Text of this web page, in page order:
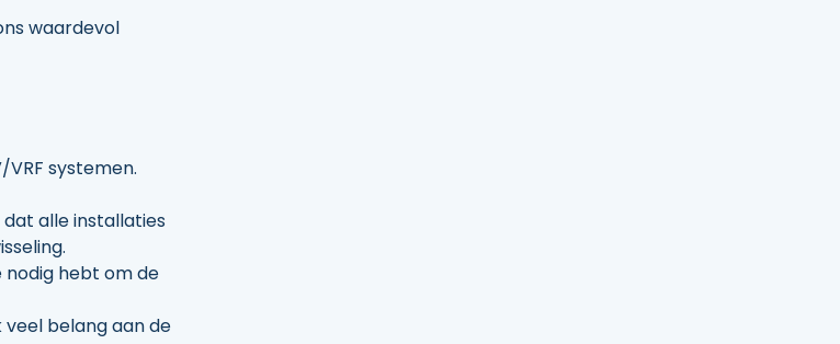
waardevol
systemen.
alle installaties
nodig hebt om de
belang aan de